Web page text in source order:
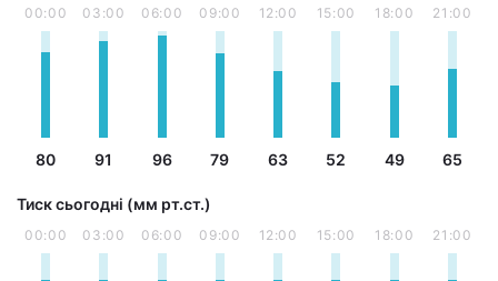
00:00
80
03:00
91
06:00
96
09:00
79
12:00
63
15:00
52
18:00
49
21:00
65
Тиск сьогодні (мм рт.ст.)
00:00 03:00 06:00 09:00 12:00 15:00 18:00 21:00